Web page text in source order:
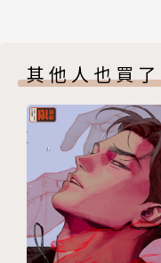
其他人也買了